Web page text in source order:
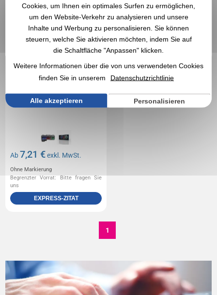
Ab 7,21 €exkl. MwSt.
Ohne Markierung
Begrenzter Vorrat: Bitte fragen Sie
uns
EXPRESS-ZITAT
1
Cookies, um Ihnen ein optimales Surfen zu ermöglichen,
um den Website-Verkehr zu analysieren und unsere
Inhalte und Werbung zu personalisieren. Sie können
steuern, welche Sie aktivieren möchten, indem Sie auf
die Schaltfläche "Anpassen" klicken.
Weitere Informationen über die von uns verwendeten Cookies
finden Sie in unserem
Datenschutzrichtlinie
Alle akzeptieren Personalisieren